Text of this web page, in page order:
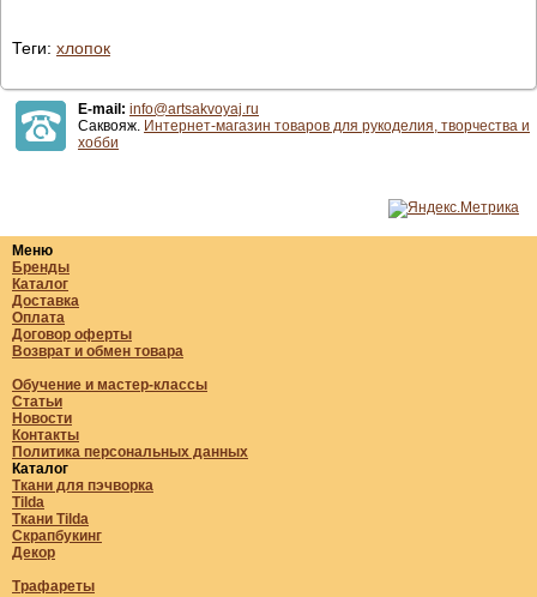
Теги: хлопок
E-mail: info@artsakvoyaj.ru
Саквояж. Интернет-магазин товаров для рукоделия, творчества и
хобби
Меню
Бренды
Каталог
Доставка
Оплата
Договор оферты
Возврат и обмен товара
Обучение и мастер-классы
Статьи
Новости
Контакты
Политика персональных данных
Каталог
Ткани для пэчворка
Tilda
Ткани Tilda
Скрапбукинг
Декор
Трафареты